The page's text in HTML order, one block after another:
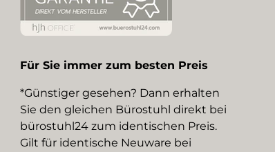
Für Sie immer zum besten Preis
*Günstiger gesehen? Dann erhalten
Sie den gleichen Bürostuhl direkt bei
bürostuhl24 zum identischen Preis.
Gilt für identische Neuware bei